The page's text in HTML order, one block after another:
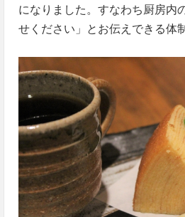
になりました。すなわち厨房内
せください」とお伝えできる体